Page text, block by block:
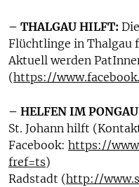
– THALGAU HILFT:
Flüchtlinge in Thalgau
Aktuell werden
(https://
– HELFEN IM
St. Johann hilft
Facebook: https://
fref=ts)
Radstadt (http://